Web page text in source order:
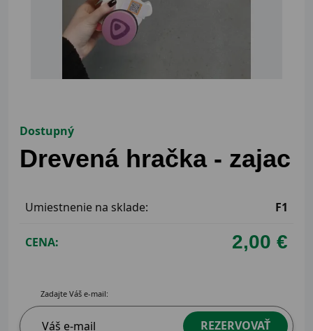
Dostupný
Drevená hračka - zajac
Umiestnenie na sklade: F1
CENA: 2,00 €
Zadajte Váš e-mail:
REZERVOVAŤ